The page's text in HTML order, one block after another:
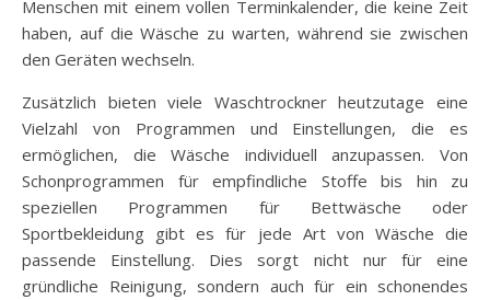
Menschen mit einem vollen Terminkalender, die keine Zeit
haben, auf die Wäsche zu warten, während sie zwischen
den Geräten wechseln.
Zusätzlich bieten viele Waschtrockner heutzutage eine
Vielzahl von Programmen und Einstellungen, die es
ermöglichen, die Wäsche individuell anzupassen. Von
Schonprogrammen für empfindliche Stoffe bis hin zu
speziellen Programmen für Bettwäsche oder
Sportbekleidung gibt es für jede Art von Wäsche die
passende Einstellung. Dies sorgt nicht nur für eine
gründliche Reinigung, sondern auch für ein schonendes